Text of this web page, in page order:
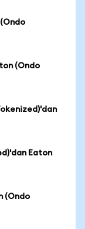
(Ondo
Eaton
(Ondo